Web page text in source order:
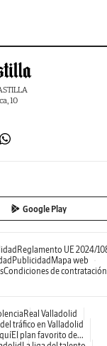
10
Google Play
Reglamento UE 2024/
Publicidad Mapa web
Condiciones de contratación
Real Valladolid
tráfico en Valladolid
El plan favorito de...